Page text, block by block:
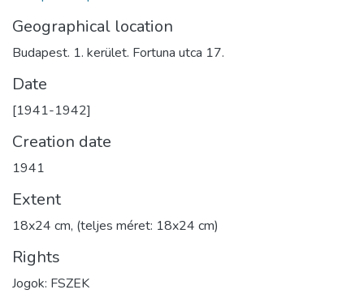
Geographical location
Budapest. 1. kerület. Fortuna utca 17.
Date
[1941-1942]
Creation date
1941
Extent
18x24 cm, (teljes méret: 18x24 cm)
Rights
Jogok: FSZEK